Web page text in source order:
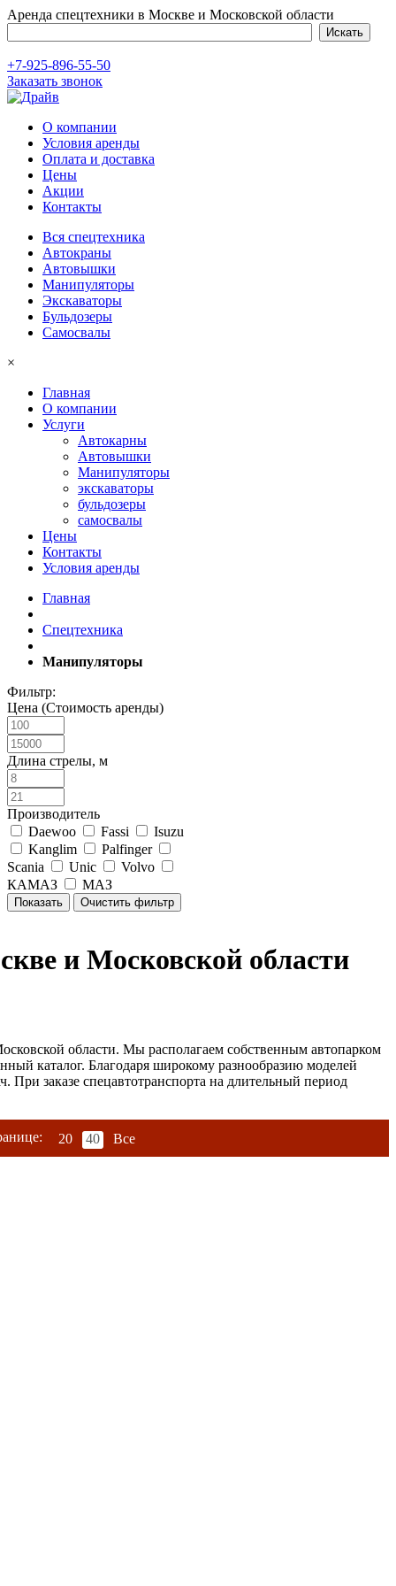
Аренда спецтехники в Москве и Московской области
+7-925-896-55-50
Заказать звонок
О компании
Условия аренды
Оплата и доставка
Цены
Акции
Контакты
Вся спецтехника
Автокраны
Автовышки
Манипуляторы
Экскаваторы
Бульдозеры
Самосвалы
×
Главная
О компании
Услуги
Автокарны
Автовышки
Манипуляторы
экскаваторы
бульдозеры
самосвалы
Цены
Контакты
Условия аренды
Главная
Спецтехника
Манипуляторы
Фильтр:
Цена (Стоимость аренды)
Длина стрелы, м
Производитель
Daewoo
Fassi
Isuzu
Kanglim
Palfinger
Scania
Unic
Volvo
КАМАЗ
МАЗ
и Московской области
области. Мы располагаем собственным автопарком
каталог. Благодаря широкому разнообразию моделей
При заказе спецавтотранспорта на длительный период
20 40 Все